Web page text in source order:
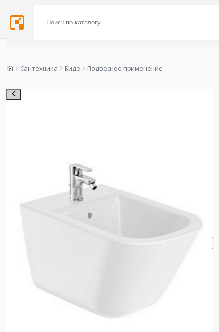
Сантехника Биде Подвесное применение